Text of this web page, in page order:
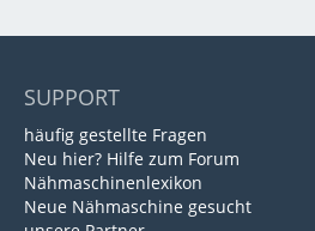
SUPPORT
häufig gestellte Fragen
Neu hier? Hilfe zum Forum
Nähmaschinenlexikon
Neue Nähmaschine gesucht